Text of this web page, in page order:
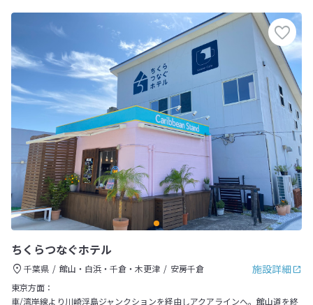
ちくらつなぐホテル
施設詳細
千葉県 館山・白浜・千倉・木更津
安房千倉
東京方面：
車/湾岸線より川崎浮島ジャンクションを経由しアクアラインへ。館山道を終